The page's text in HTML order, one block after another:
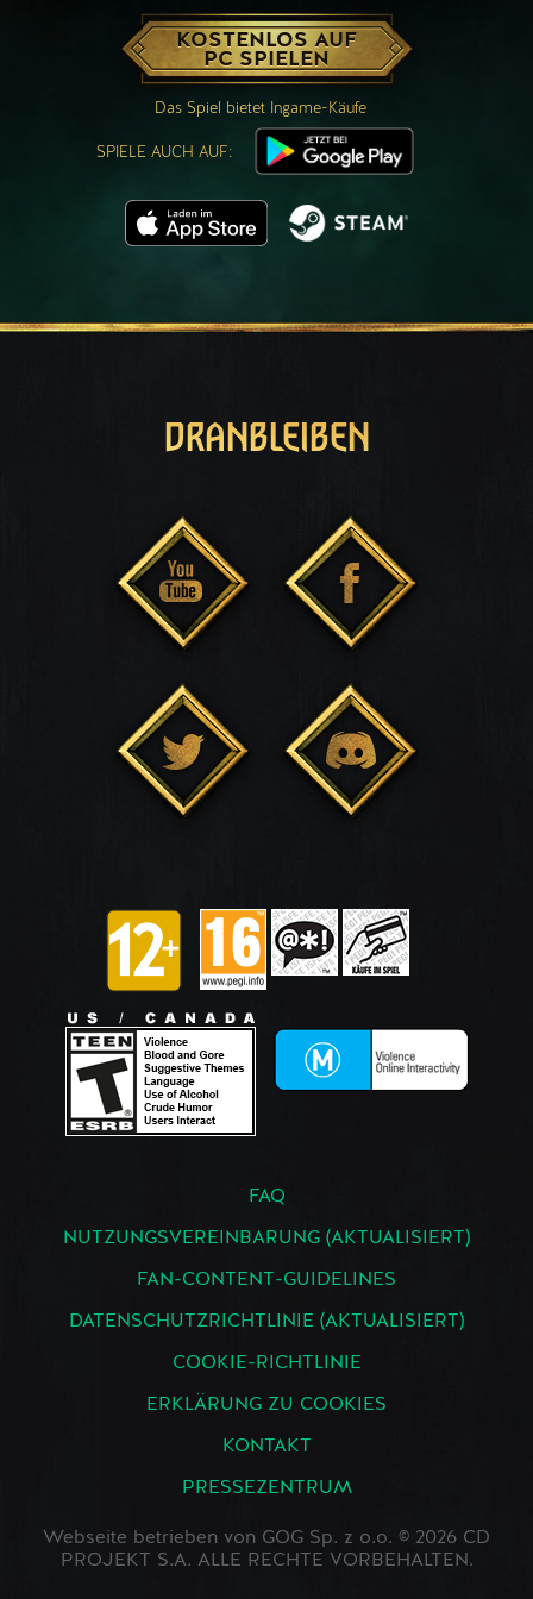
KOSTENLOS AUF
PC SPIELEN
Das Spiel bietet Ingame-Käufe
SPIELE AUCH AUF:
DRANBLEIBEN
FAQ
NUTZUNGSVEREINBARUNG (AKTUALISIERT)
FAN-CONTENT-GUIDELINES
DATENSCHUTZRICHTLINIE (AKTUALISIERT)
COOKIE-RICHTLINIE
ERKLÄRUNG ZU COOKIES
KONTAKT
PRESSEZENTRUM
Webseite betrieben von GOG Sp. z o.o. © 2026 CD
PROJEKT S.A. ALLE RECHTE VORBEHALTEN.